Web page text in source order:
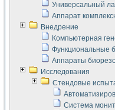
Универсальный
Аппарат
Внедрение
Компьютерная
Функциональные
Аппараты
Исследования
Стендовые
Система